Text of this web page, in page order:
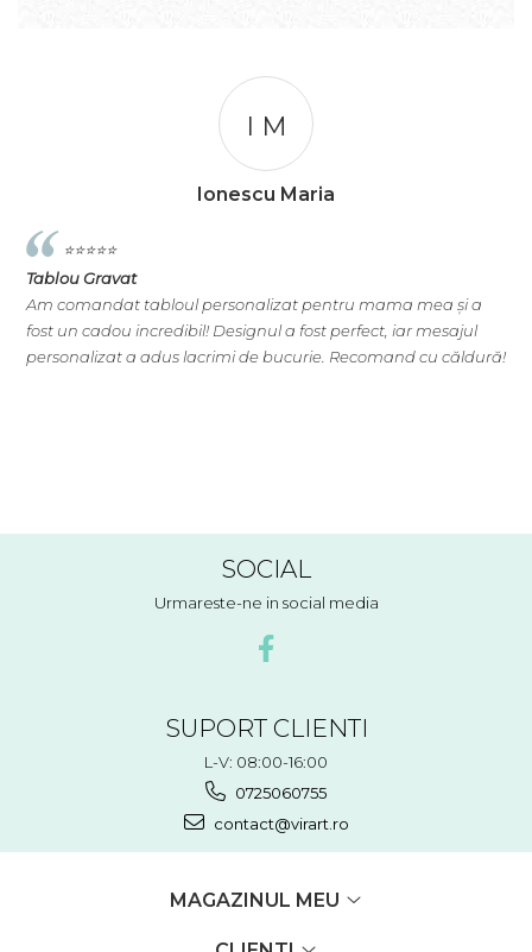
I M
Ionescu Maria
⭐️⭐️⭐️⭐️⭐️
Tablou Gravat
Am comandat tabloul personalizat pentru mama mea și a
fost un cadou incredibil! Designul a fost perfect, iar mesajul
personalizat a adus lacrimi de bucurie. Recomand cu căldură!
SOCIAL
Urmareste-ne in social media
SUPORT CLIENTI
L-V: 08:00-16:00
0725060755
contact@virart.ro
MAGAZINUL MEU